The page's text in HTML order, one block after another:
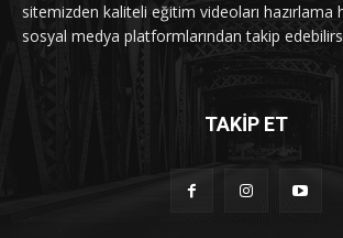
sitemizden kaliteli eğitim videoları hazırlama
sosyal medya platformlarından takip
TAKİP ET